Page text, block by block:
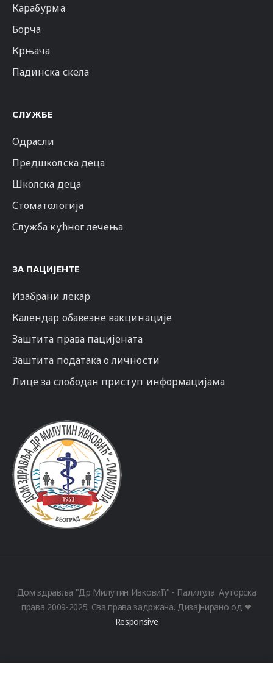
Карабурма
Борча
Крњача
Падинска скела
СЛУЖБЕ
Одрасли
Предшколска деца
Школска деца
Стоматологија
Служба кућног лечења
ЗА ПАЦИЈЕНТЕ
Изабрани лекар
Календар обавезне вакцинације
Заштита права пацијената
Заштита података о личности
Лице за слободан приступ информацијама
Дом здравља "Др Милутин Ивковић" - Палилула. Ауторска
права 2009-2025. Сва права задржана. Дизајнирано од ❤
Responsive